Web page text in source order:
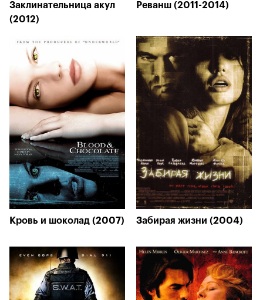
Заклинательница акул
(2012)
Реванш (2011-2014)
Кровь и шоколад (2007) Забирая жизни (2004)